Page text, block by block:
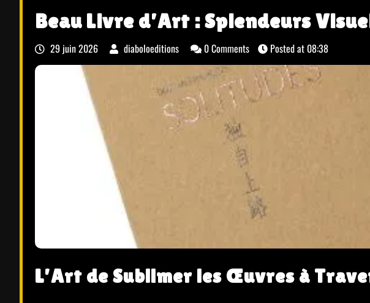
Beau Livre d’Art : Splendeurs
29 juin 2026 diaboloeditions 0 Comments Posted at 08:38
L’Art de Sublimer les Œuvres à